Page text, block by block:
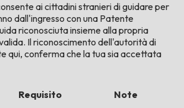
ai cittadini stranieri di guidare per
dall'ingresso con una Patente
riconosciuta insieme alla propria
Il riconoscimento dell'autorità di
qui, conferma che la tua sia accettata
Requisito Note